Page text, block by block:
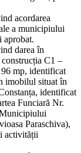
acordarea
a municipiului
aprobat.
darea în
C1 –
mp, identificat
imobilul situat în
identificat
Funciară Nr.
Paraschiva),
activității